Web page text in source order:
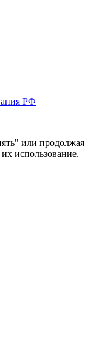
РФ
или продолжая
использование.